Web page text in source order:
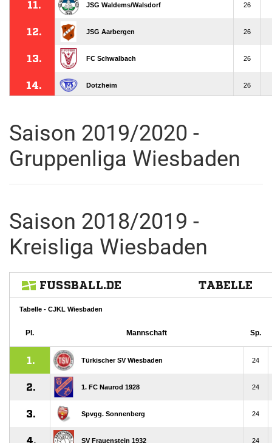
Saison 2019/2020 -
Gruppenliga Wiesbaden
Saison 2018/2019 -
Kreisliga Wiesbaden